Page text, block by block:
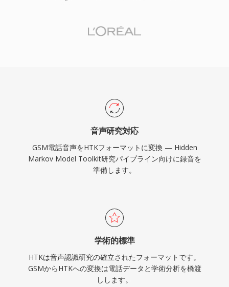
音声研究対応
GSM電話音声をHTKフォーマットに変換 — Hidden
Markov Model Toolkit研究パイプライン向けに録音を
準備します。
学術的標準
HTKは音声認識研究の確立されたフォーマットです。
GSMからHTKへの変換は電話データと学術分析を橋渡
しします。